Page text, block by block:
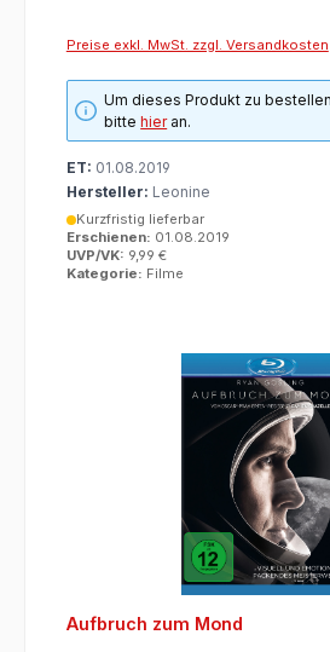
Preise exkl. MwSt. zzgl. Versandkosten
Um dieses Produkt zu
bittehieran.
ET: 01.08.2019
Hersteller: Leonine
Kurzfristig lieferbar
Erschienen: 01.08.2019
UVP/VK: 9,99 €
Kategorie: Filme
Aufbruch zum Mond